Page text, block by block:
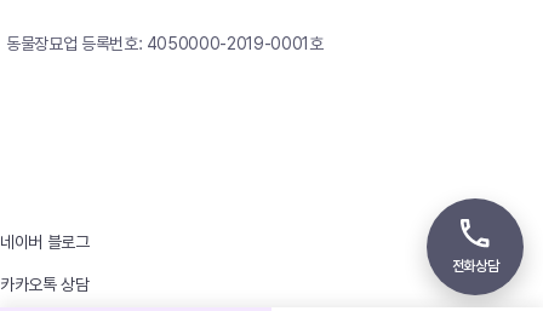
동물장묘업 등록번호: 4050000-2019-0001호
네이버 블로그
카카오톡 상담
전화상담